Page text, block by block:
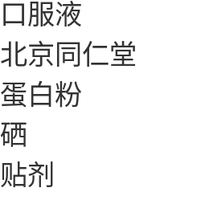
口服液
北京同仁堂
蛋白粉
硒
贴剂